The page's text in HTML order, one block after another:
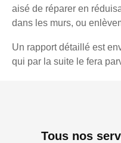
aisé de réparer en
dans les murs, ou
Un rapport détaillé est
qui par la suite le fera
Tous nos